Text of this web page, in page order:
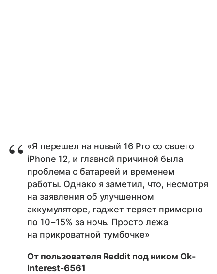
«Я перешел на новый 16 Pro со своего
iPhone 12, и главной причиной была
проблема с батареей и временем
работы. Однако я заметил, что, несмотря
на заявления об улучшенном
аккумуляторе, гаджет теряет примерно
по 10−15% за ночь. Просто лежа
на прикроватной тумбочке»
От пользователя Reddit под ником Ok-
Interest-6561